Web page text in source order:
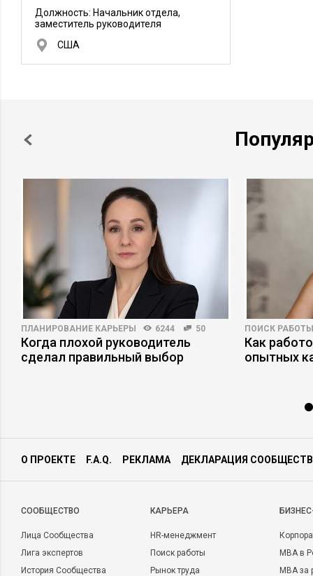
Должность: Начальник отдела,
заместитель руководителя
США
ПЛАНИРОВАНИЕ КАРЬЕРЫ 6244 50
Когда плохой руководитель
сделал правильный выбор
ПОИСК РАБОТЫ
Как
опытных
О ПРОЕКТЕ F.A.Q. РЕКЛАМА ДЕКЛАРАЦИЯ
CООБЩЕСТВО
Лица Сообщества
Лига экспертов
История Сообщества
КАРЬЕРА
HR-менеджмент
Поиск работы
Рынок труда
MBA в
MBA